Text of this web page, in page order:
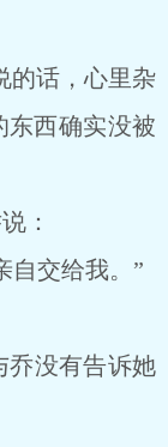
话，心里杂
东西确实没被
：
交给我。”
没有告诉她